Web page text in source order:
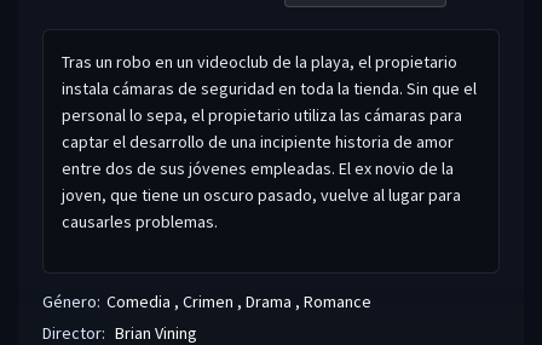
Tras un robo en un videoclub de la playa, el propietario
instala cámaras de seguridad en toda la tienda. Sin que el
personal lo sepa, el propietario utiliza las cámaras para
captar el desarrollo de una incipiente historia de amor
entre dos de sus jóvenes empleadas. El ex novio de la
joven, que tiene un oscuro pasado, vuelve al lugar para
causarles problemas.
Género: Comedia , Crimen , Drama , Romance
Director: Brian Vining